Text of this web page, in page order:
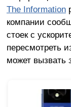
The Information
компании
стоек с
пересмотреть
может вызвать